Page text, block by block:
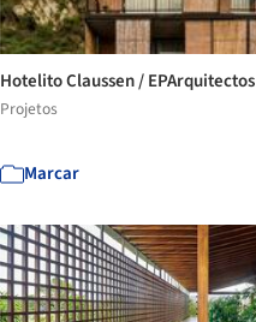
Hotelito Claussen / EPArquitectos
Projetos
Marcar